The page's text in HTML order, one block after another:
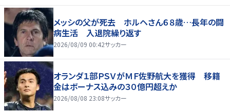
メッシの父が死去 ホルヘさん６８歳…長年の闘
病生活 入退院繰り返す
2026/08/09 00:42サッカー
オランダ１部ＰＳＶがＭＦ佐野航大を獲得 移籍
金はボーナス込みの３０億円超えか
2026/08/08 23:08サッカー